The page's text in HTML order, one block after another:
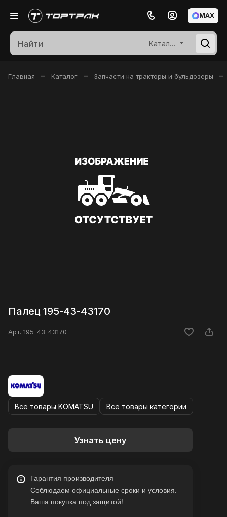
Каталог
MAX
Главная – Каталог – Запчасти на тракторы и бульдозеры –
Палец 195-43-43170
Арт. 195-43-43170
Все товары KOMATSU Все товары категории
Узнать цену
Гарантия производителя
Соблюдаем официальные сроки и условия.
Ваша покупка под защитой!